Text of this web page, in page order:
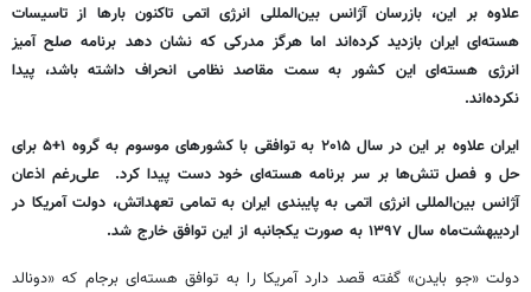
علاوه بر این، بازرسان آژانس بین‌المللی انرژی اتمی تاکنون بارها از تاسیسات
هسته‌ای ایران بازدید کرده‌اند اما هرگز مدرکی که نشان دهد برنامه صلح آمیز
انرژی هسته‌ای این کشور به سمت مقاصد نظامی انحراف داشته باشد، پیدا
نکرده‌اند.
ایران علاوه بر این در سال ۲۰۱۵ به توافقی با کشورهای موسوم به گروه ۱+۵ برای
حل و فصل تنش‌ها بر سر برنامه هسته‌ای خود دست پیدا کرد. علی‌رغم اذعان
آژانس بین‌المللی انرژی اتمی به پایبندی ایران به تمامی تعهداتش، دولت آمریکا در
اردیبهشت‌ماه سال ۱۳۹۷ به صورت یکجانبه از این توافق خارج شد.
دولت «جو بایدن» گفته قصد دارد آمریکا را به توافق هسته‌ای برجام که «دونالد